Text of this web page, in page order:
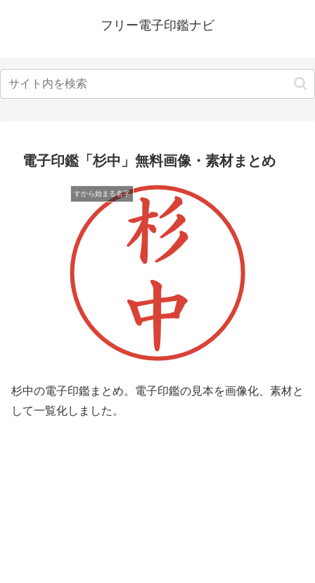
フリー電子印鑑ナビ
電子印鑑「杉中」無料画像・素材まとめ
すから始まる名字
杉中の電子印鑑まとめ。電子印鑑の見本を画像化、素材と
して一覧化しました。